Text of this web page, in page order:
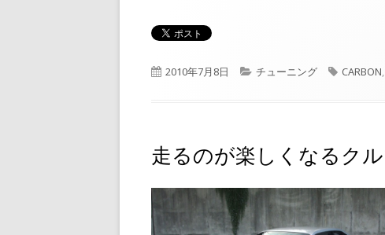
公
2010年7月8日
カ
チューニング
タ
CARBON,
走るのが楽しくなるクル